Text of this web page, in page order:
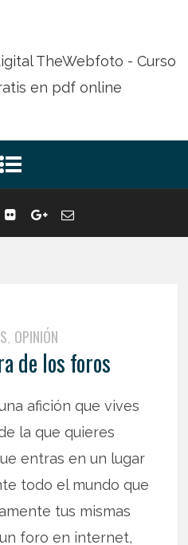
, OPINIÓN
de los foros
afición que vives
la que quieres
entras en un lugar
todo el mundo que
tus mismas
foro en internet,